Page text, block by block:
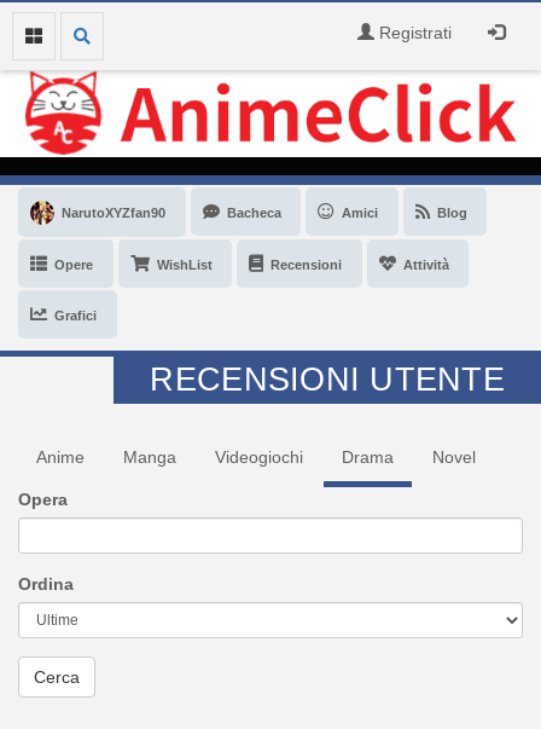
Registrati
NarutoXYZfan90 Bacheca Amici Blog
Opere WishList Recensioni Attività
Grafici
RECENSIONI UTENTE
Anime Manga Videogiochi Drama Novel
Opera
Ordina
Cerca